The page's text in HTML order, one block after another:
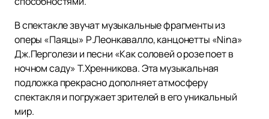
В спектакле звучат музыкальные фрагменты из
оперы «Паяцы» Р.Леонкавалло, канцонетты «Nina»
Дж.Перголези и песни «Как соловей о розе поет в
ночном саду» Т.Хренникова. Эта музыкальная
подложка прекрасно дополняет атмосферу
спектакля и погружает зрителей в его уникальный
мир.